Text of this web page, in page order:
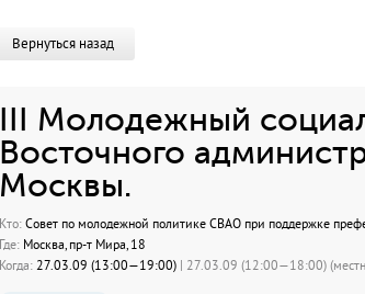
Вернуться назад
III Молодежный
Восточного
Москвы.
Кто:Совет по молодежной политике СВАО при поддержке
Где:Москва, пр-т Мира, 18
Когда:27.03.09 (13:00—19:00) | 27.03.09 (12:00—18:00)